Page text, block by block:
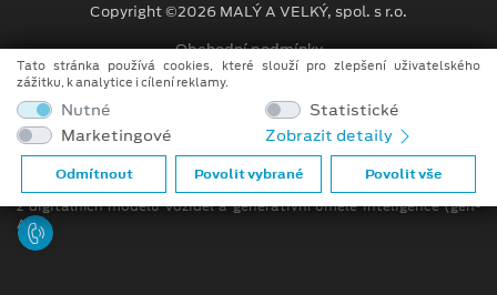
Copyright ©2026 MALÝ A VELKÝ, spol. s r.o.
Obchodní podmínky
Ochrana osobních údajů
Prohlášení o zpracování údajů konečných zákazníků
Při tvorbě videí a obrázků na tomto webu je využíváno kombinace
tradičních fotografií či videí, počítačem generovaných snímků (CGI)
z digitálních modelů vozidel a generativní umělé inteligence (gen-
AI).
Tato stránka používá cookies, které slouží pro zlepšení uživatelského
zážitku, k analytice i cílení reklamy.
Nutné
Statistické
Marketingové
Zobrazit detaily
Odmítnout Povolit vybrané Povolit vše